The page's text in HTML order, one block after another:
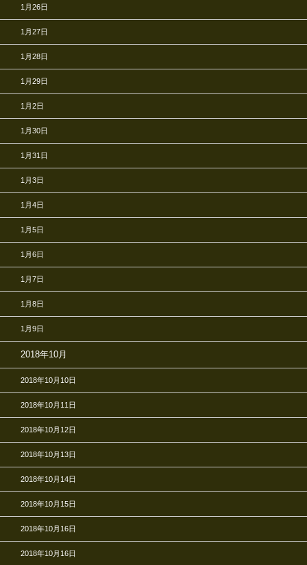
1月26日
1月27日
1月28日
1月29日
1月2日
1月30日
1月31日
1月3日
1月4日
1月5日
1月6日
1月7日
1月8日
1月9日
2018年10月
2018年10月10日
2018年10月11日
2018年10月12日
2018年10月13日
2018年10月14日
2018年10月15日
2018年10月16日
2018年10月16日